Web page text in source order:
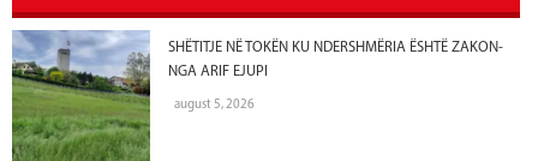
SHËTITJE NË TOKËN KU NDERSHMËRIA ËSHTË ZAKON-
NGA ARIF EJUPI
august 5, 2026